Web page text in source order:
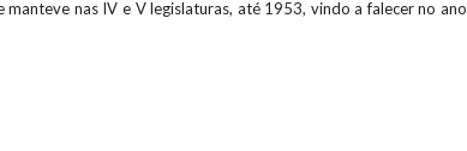
nas IV e V legislaturas, até 1953, vindo a falecer no ano